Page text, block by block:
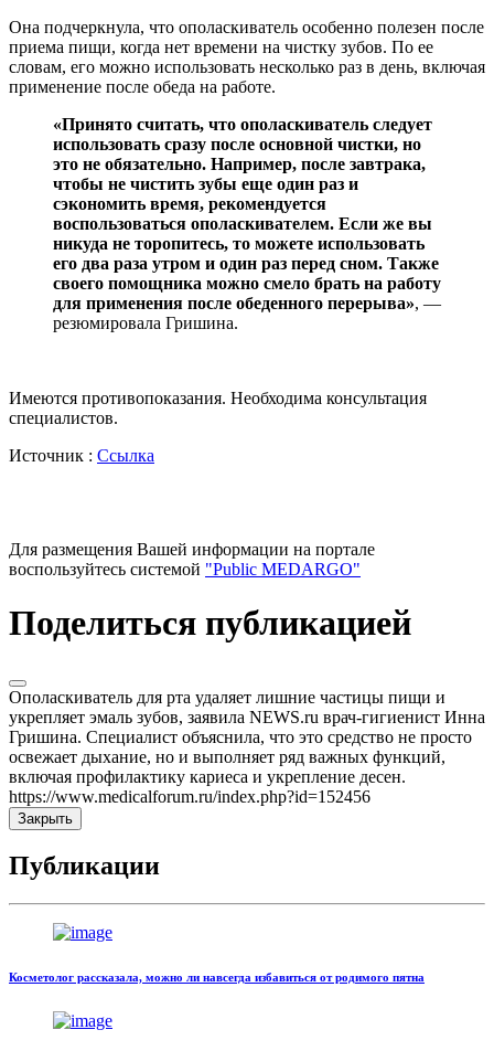
Она подчеркнула, что ополаскиватель особенно полезен после
приема пищи, когда нет времени на чистку зубов. По ее
словам, его можно использовать несколько раз в день, включая
применение после обеда на работе.
«Принято считать, что ополаскиватель следует
использовать сразу после основной чистки, но
это не обязательно. Например, после завтрака,
чтобы не чистить зубы еще один раз и
сэкономить время, рекомендуется
воспользоваться ополаскивателем. Если же вы
никуда не торопитесь, то можете использовать
его два раза утром и один раз перед сном. Также
своего помощника можно смело брать на работу
для применения после обеденного перерыва», —
резюмировала Гришина.
Имеются противопоказания. Необходима консультация
специалистов.
Источник : Ссылка
Для размещения Вашей информации на портале
воспользуйтесь системой "Public MEDARGO"
Поделиться публикацией
Ополаскиватель для рта удаляет лишние частицы пищи и
укрепляет эмаль зубов, заявила NEWS.ru врач-гигиенист Инна
Гришина. Специалист объяснила, что это средство не просто
освежает дыхание, но и выполняет ряд важных функций,
включая профилактику кариеса и укрепление десен.
https://www.medicalforum.ru/index.php?id=152456
Закрыть
Публикации
Косметолог рассказала, можно ли навсегда избавиться от родимого пятна